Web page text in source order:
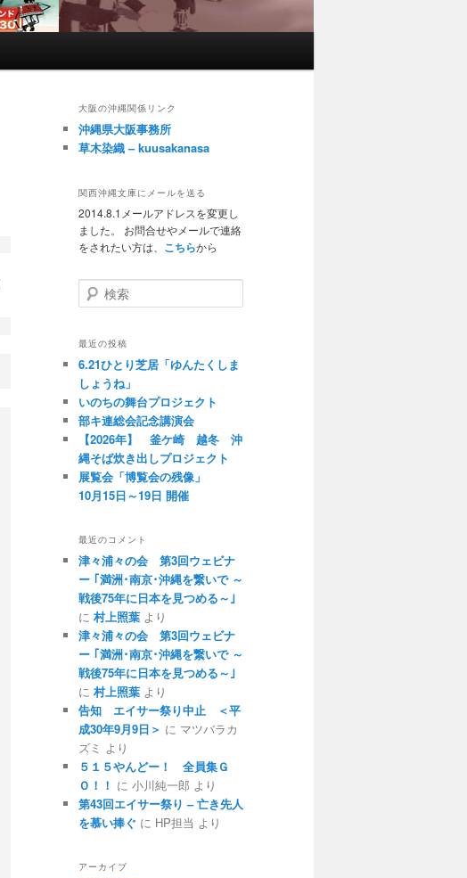
大阪の沖縄関係リンク
沖縄県大阪事務所
草木染織 – kuusakanasa
関西沖縄文庫にメールを送る
2014.8.1メールアドレスを変更し
ました。 お問合せやメールで連絡
をされたい方は、 こちらから
検索
最近の投稿
6.21ひとり芝居「ゆんたくしま
しょうね」
いのちの舞台プロジェクト
部キ連総会記念講演会
【2026年】 釜ケ崎 越冬 沖
縄そば炊き出しプロジェクト
展覧会「博覧会の残像」
10月15日～19日 開催
最近のコメント
津々浦々の会 第3回ウェビナ
ー ｢満洲･南京･沖縄を繋いで ～
戦後75年に日本を見つめる～｣
に 村上照葉 より
津々浦々の会 第3回ウェビナ
ー ｢満洲･南京･沖縄を繋いで ～
戦後75年に日本を見つめる～｣
に 村上照葉 より
告知 エイサー祭り中止 ＜平
成30年9月9日＞ に マツバラカ
ズミ より
５１５やんどー！ 全員集Ｇ
Ｏ！！ に 小川純一郎 より
第43回エイサー祭り – 亡き先人
を慕い捧ぐ に HP担当 より
アーカイブ